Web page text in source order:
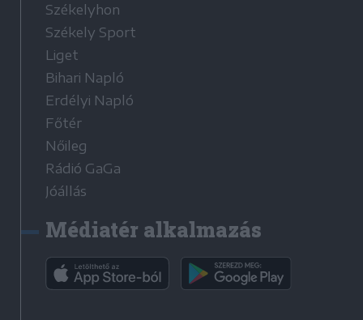
Székelyhon
Székely Sport
Liget
Bihari Napló
Erdélyi Napló
Főtér
Nőileg
Rádió GaGa
Jóállás
Médiatér alkalmazás